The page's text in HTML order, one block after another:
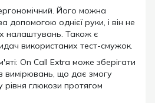
Його можна
допомогою однієї руки, і він не
налаштувань. Також є
використаних тест-смужок.
On Call Extra може зберігати
вимірювань, що дає змогу
рівня глюкози протягом